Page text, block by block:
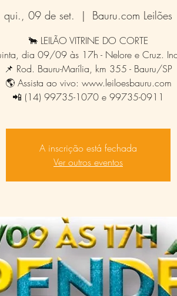
qui., 09 de set.
  |
Bauru.com Leilões
🐂 LEILÃO VITRINE DO CORTE
dia 09/09 às 17h - Nelore e Cruz.
📌 Rod. Bauru-Marília, km 355 - Bauru/SP
🌎 Assista ao vivo: www.leiloesbauru.com
📲 (14) 99735-1070 e 99735-0911
A inscrição está fechada
Ver outros eventos